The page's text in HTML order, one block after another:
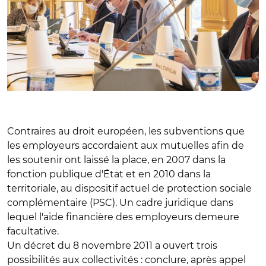
Contraires au droit européen, les subventions que
les employeurs accordaient aux mutuelles afin de
les soutenir ont laissé la place, en 2007 dans la
fonction publique d'État et en 2010 dans la
territoriale, au dispositif actuel de protection sociale
complémentaire (PSC). Un cadre juridique dans
lequel l'aide financière des employeurs demeure
facultative.
Un décret du 8 novembre 2011 a ouvert trois
possibilités aux collectivités : conclure, après appel